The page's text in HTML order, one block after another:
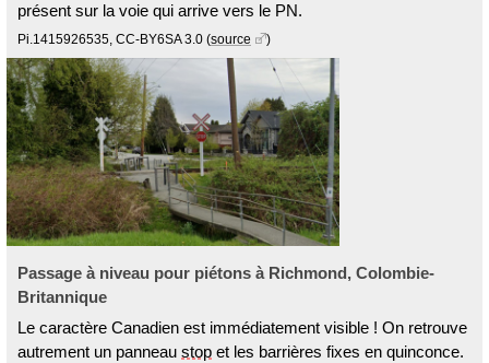
présent sur la voie qui arrive vers le PN.
Pi.1415926535, CC-BY6SA 3.0 (source )
Passage à niveau pour piétons à Richmond, Colombie-
Britannique
Le caractère Canadien est immédiatement visible ! On retrouve
autrement un panneau stop et les barrières fixes en quinconce.